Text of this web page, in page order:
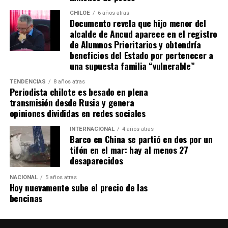
favor del elenco ‘millonario’, por una falta contra el
‘Pibe’ Solari quien se anticipó a su marcador.El
colombiano Miguel Borja transformó la pena
máxima en gol
Tras el tanto del delantero ‘cafetalero’, los jugadores
visitantes arremetieron contra sus rivales
argumentando que un jugador de River
Palavecino)les gritó el festejo en la cara.
Tras los incidentes,Palavecino fue expulsado en
River. En Boca, en tanto, vieron la rojaMiguel Ángel
Merentiel, Ezequiel Fernández y Nicolás Valentini
Fuente:Bio Bio
CHILOE 6 años atras
Documento revela que hijo menor del
alcalde de Ancud aparece en el registro
de Alumnos Prioritarios y obtendría
beneficios del Estado por pertenecer a
una supuesta familia “vulnerable”
TENDENCIAS 8 años atras
Periodista chilote es besado en plena
transmisión desde Rusia y genera
opiniones divididas en redes sociales
INTERNACIONAL 4 años atras
Barco en China se partió en dos por un
tifón en el mar: hay al menos 27
desaparecidos
NACIONAL 5 años atras
Hoy nuevamente sube el precio de las
bencinas